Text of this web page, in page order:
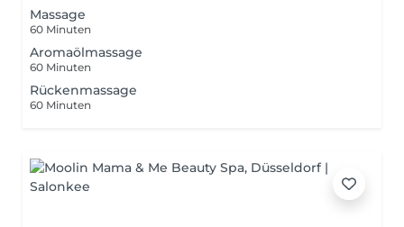
Massage
60 Minuten
Aromaölmassage
60 Minuten
Rückenmassage
60 Minuten